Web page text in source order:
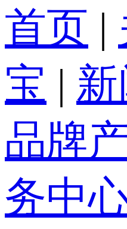
首页 |
宝 |
品牌
务中